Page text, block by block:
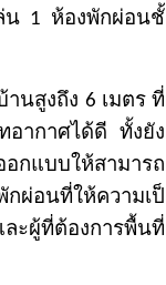
น 1 ห้องพักผ่อนชั้
านสูงถึง 6 เมตร ที่
ทอากาศได้ดี ทั้งยัง
กแบบให้สามารถ
ผ่อนที่ให้ความเป็
ละผู้ที่ต้องการพื้นที่